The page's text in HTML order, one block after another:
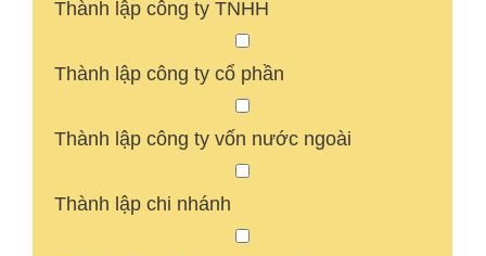
Thành lập công ty TNHH
Thành lập công ty cổ phần
Thành lập công ty vốn nước ngoài
Thành lập chi nhánh